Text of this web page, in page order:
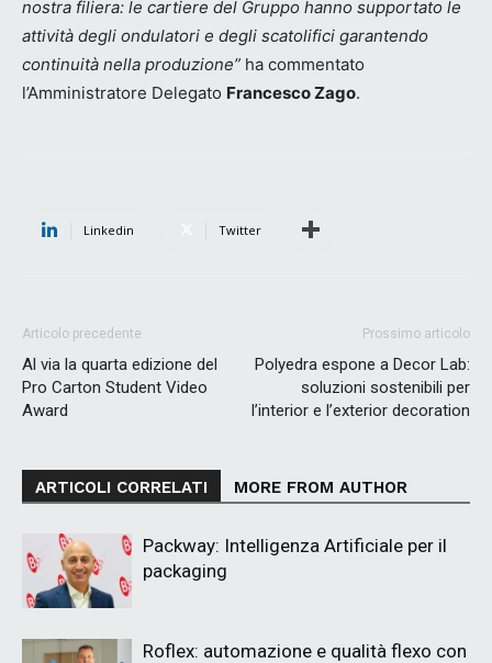
nostra filiera: le cartiere del Gruppo hanno supportato le
attività degli ondulatori e degli scatolifici garantendo
continuità nella produzione” ha commentato
l’Amministratore Delegato Francesco Zago.
Linkedin Twitter
Articolo precedente
Al via la quarta edizione del
Pro Carton Student Video
Award
Prossimo articolo
Polyedra espone a Decor Lab:
soluzioni sostenibili per
l’interior e l’exterior decoration
ARTICOLI CORRELATI MORE FROM AUTHOR
Packway: Intelligenza Artificiale per il
packaging
Roflex: automazione e qualità flexo con